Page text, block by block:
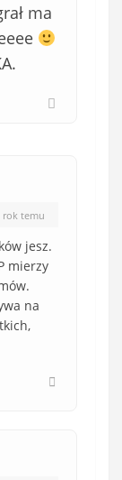
ma
rok temu
jesz.
mierzy
na